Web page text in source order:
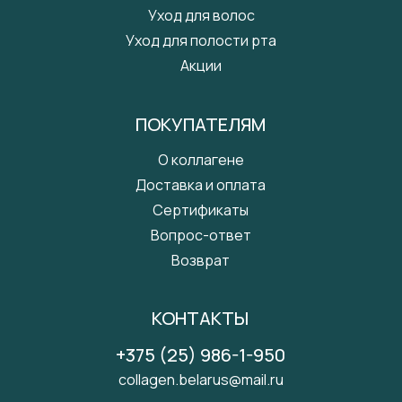
Уход для волос
Уход для полости рта
Акции
ПОКУПАТЕЛЯМ
О коллагене
Доставка и оплата
Сертификаты
Вопрос-ответ
Возврат
КОНТАКТЫ
collagen.belarus@mail.ru
+375 (25) 986-1-950